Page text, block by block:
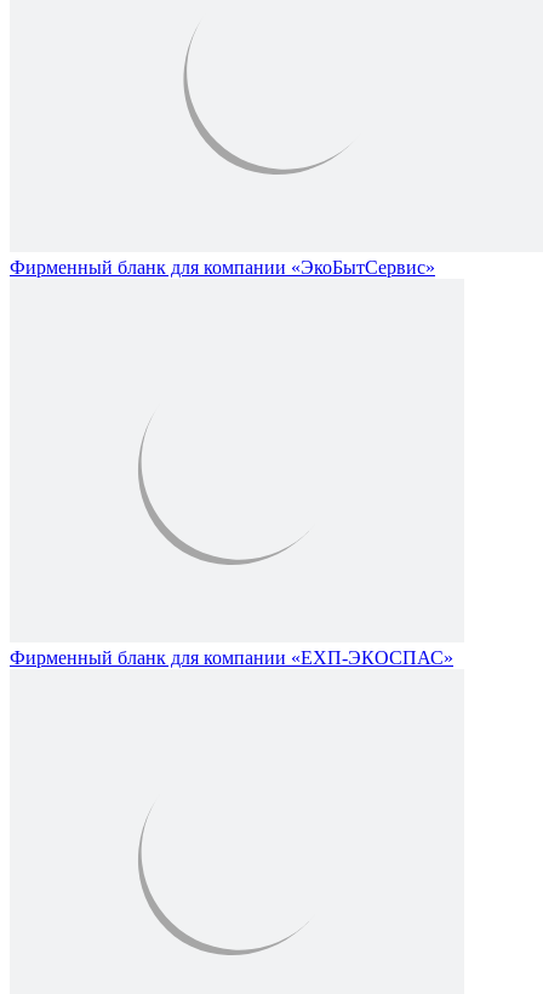
Фирменный бланк для компании «ЭкоБытСервис»
Фирменный бланк для компании «ЕХП-ЭКОСПАС»